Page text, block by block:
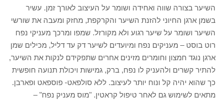
השיער בצורה שווה ואחידה ושומר על העיצוב לאורך זמן. עשיר
בשמן ארגן החיוני להזנת השיער והקרקפת, מחזק ומעבה את שורשי
השיער ושומר על שיער רגוע ולא מקורזל. שמפו ומרכך מעניקי נפח
רוט בוסט – מעניקים נפח ומיועדים לשיער דק עד דליל, מכילים שמן
ארגן נוגד חמצון וחומרים מזינים אחרים שתפקידם לנקות את השיער,
להתיר קשרים ולהעניק לו נפח, ברק, גמישות ויכולת תנועה חופשית
כך שהוא יהיה קל ונוח יותר לעיצוב. ללא סולפאט- פוספאט ופארבן.
מתאים לשימוש גם לאחר טיפול קראטין. "מוס מעניק נפח" –